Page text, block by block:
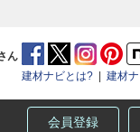
ん
建材ナビとは?
建材
会員登録